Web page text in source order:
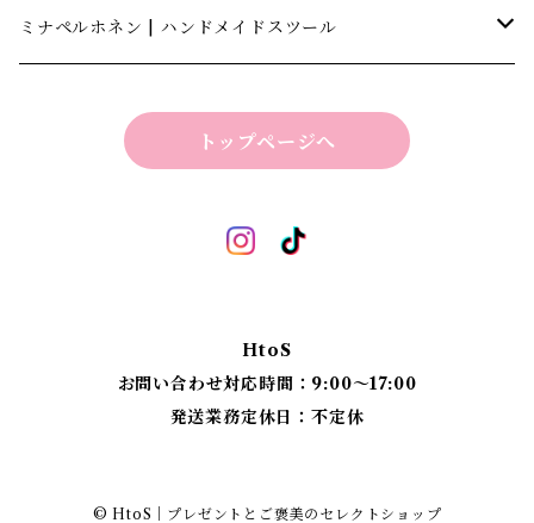
キャナテック | CannaTech
ミナペルホネン | ハンドメイドスツール
折り畳みスツール
丸脚四角スツール
細脚四角スツール
トップページへ
HtoS
お問い合わせ対応時間：9:00〜17:00
発送業務定休日：不定休
© HtoS｜プレゼントとご褒美のセレクトショップ